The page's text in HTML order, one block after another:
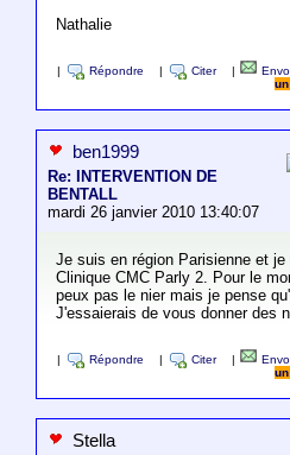
Nathalie
Répondre Citer
un
ben1999
Re: INTERVENTION DE
BENTALL
mardi 26 janvier 2010 13:40:07
Je suis en région Parisienne et
Clinique CMC Parly 2. Pour le
peux pas le nier mais je pense
J'essaierais de vous donner des
Répondre Citer
un
Stella